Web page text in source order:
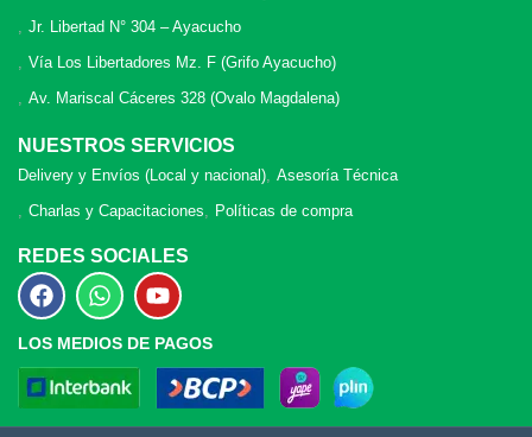
Jr. Libertad N° 304 – Ayacucho
Vía Los Libertadores Mz. F (Grifo Ayacucho)
Av. Mariscal Cáceres 328 (Ovalo Magdalena)
NUESTROS SERVICIOS
Delivery y Envíos (Local y nacional) Asesoría Técnica
Charlas y Capacitaciones
Políticas de compra
REDES SOCIALES
LOS MEDIOS DE PAGOS